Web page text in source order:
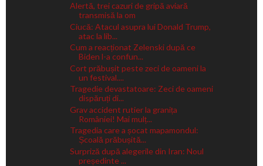
Alertă, trei cazuri de gripă aviară
transmisă la om
Ciucă: Atacul asupra lui Donald Trump,
atac la lib...
Cum a reacționat Zelenski după ce
Biden l-a confun...
Cort prăbușit peste zeci de oameni la
un festival....
Tragedie devastatoare: Zeci de oameni
dispăruți di...
Grav accident rutier la granița
României! Mai mulț...
Tragedia care a șocat mapamondul:
Școală prăbușită...
Surpriză după alegerile din Iran: Noul
președinte ...